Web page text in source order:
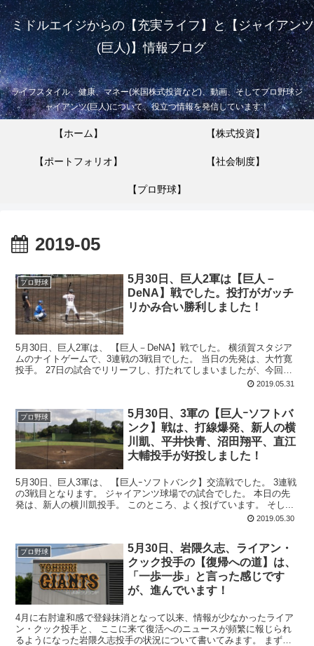
ミドルエイジからの【充実ライフ】と【ジャイアンツ
(巨人)】情報ブログ
ライフスタイル、健康、マネー(米国株式投資など)、動画、そしてプロ野球ジ
ャイアンツ(巨人)について、役立つ情報を発信しています！
【ホーム】 【株式投資】
【ポートフォリオ】 【社会制度】
【プロ野球】
2019-05
プロ野球
5月30日、巨人2軍は【巨人－
DeNA】戦でした。投打がガッチ
リかみ合い勝利しました！
5月30日、巨人2軍は、 【巨人－DeNA】戦でした。 横須賀スタジア
ムのナイトゲームで、3連戦の3戦目でした。 当日の先発は、大竹寛
投手。 27日の試合でリリーフし、打たれてしまいましたが、今回は
2019.05.31
プロ野球
5月30日、3軍の【巨人ｰソフトバ
ンク】戦は、打線爆発、新人の横
川凱、平井快青、沼田翔平、直江
大輔投手が好投しました！
5月30日、巨人3軍は、 【巨人ｰソフトバンク】交流戦でした。 3連戦
の3戦目となります。 ジャイアンツ球場での試合でした。 本日の先
発は、新人の横川凱投手。 このところ、よく投げています。 そし...
2019.05.30
プロ野球
5月30日、岩隈久志、ライアン・
クック投手の【復帰への道】は、
「一歩一歩」と言った感じです
が、進んでいます！
4月に右肘違和感で登録抹消となって以来、情報が少なかったライア
ン・クック投手と、 ここに来て復活へのニュースが頻繁に報じられ
るようになった岩隈久志投手の状況について書いてみます。 まず、